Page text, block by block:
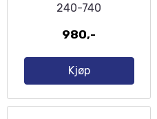
240-740
980,-
Kjøp